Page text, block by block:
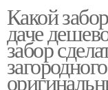
Какой
даче
забор